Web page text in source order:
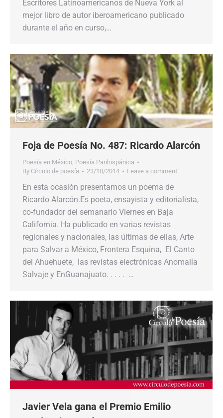
Escritores Latinoamericanos de Nueva York al
mejor libro de autor iberoamericano publicado
durante el año en curso,…
Foja de Poesía No. 487: Ricardo Alarcón
Poesía en México, Poesía Panhispánica
By Círculo de poesía 23/10/2014 Leave a comment
En esta ocasión presentamos un poema de
Ricardo Alarcón.Es poeta, ensayista y editorialista,
co-fundador del semanario Viernes en Baja
California. Ha publicado en varias revistas
regionales y nacionales, las últimas de ellas, Arte
para Salvar a México, Frontera Esquina, El Canto
del Ahuehuete, las revistas electrónicas Anomalía
Salvaje y EnGuanajuato. . . . . …
Javier Vela gana el Premio Emilio